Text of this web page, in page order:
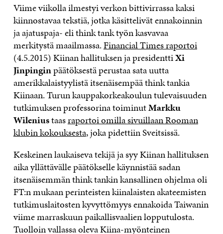
Viime viikolla ilmestyi verkon bittivirrassa kaksi
kiinnostavaa tekstiä, jotka käsittelivät ennakoinnin
ja ajatuspaja- eli think tank työn kasvavaa
merkitystä maailmassa.Financial Times raportoi
(4.5.2015) Kiinan hallituksen ja presidenttiXi
Jinpinginpäätöksestä perustaa sata uutta
amerikkalaistyylistä itsenäisempää think tankia
Kiinaan. Turun kauppakorkeakoulun tulevaisuuden
tutkimuksen professorina toiminutMarkku
Wileniustaasraportoi omilla sivuillaan Rooman
klubin kokouksesta, joka pidettiin Sveitsissä.
Keskeinen laukaiseva tekijä ja syy Kiinan hallituksen
aika yllättävälle päätökselle käynnistää sadan
itsenäisemmän think tankin kansallinen ohjelma oli
FT:n mukaan perinteisten kiinalaisten akateemisten
tutkimuslaitosten kyvyttömyys ennakoida Taiwanin
viime marraskuun paikallisvaalien lopputulosta.
Tuolloin vallassa oleva Kiina-myönteinen